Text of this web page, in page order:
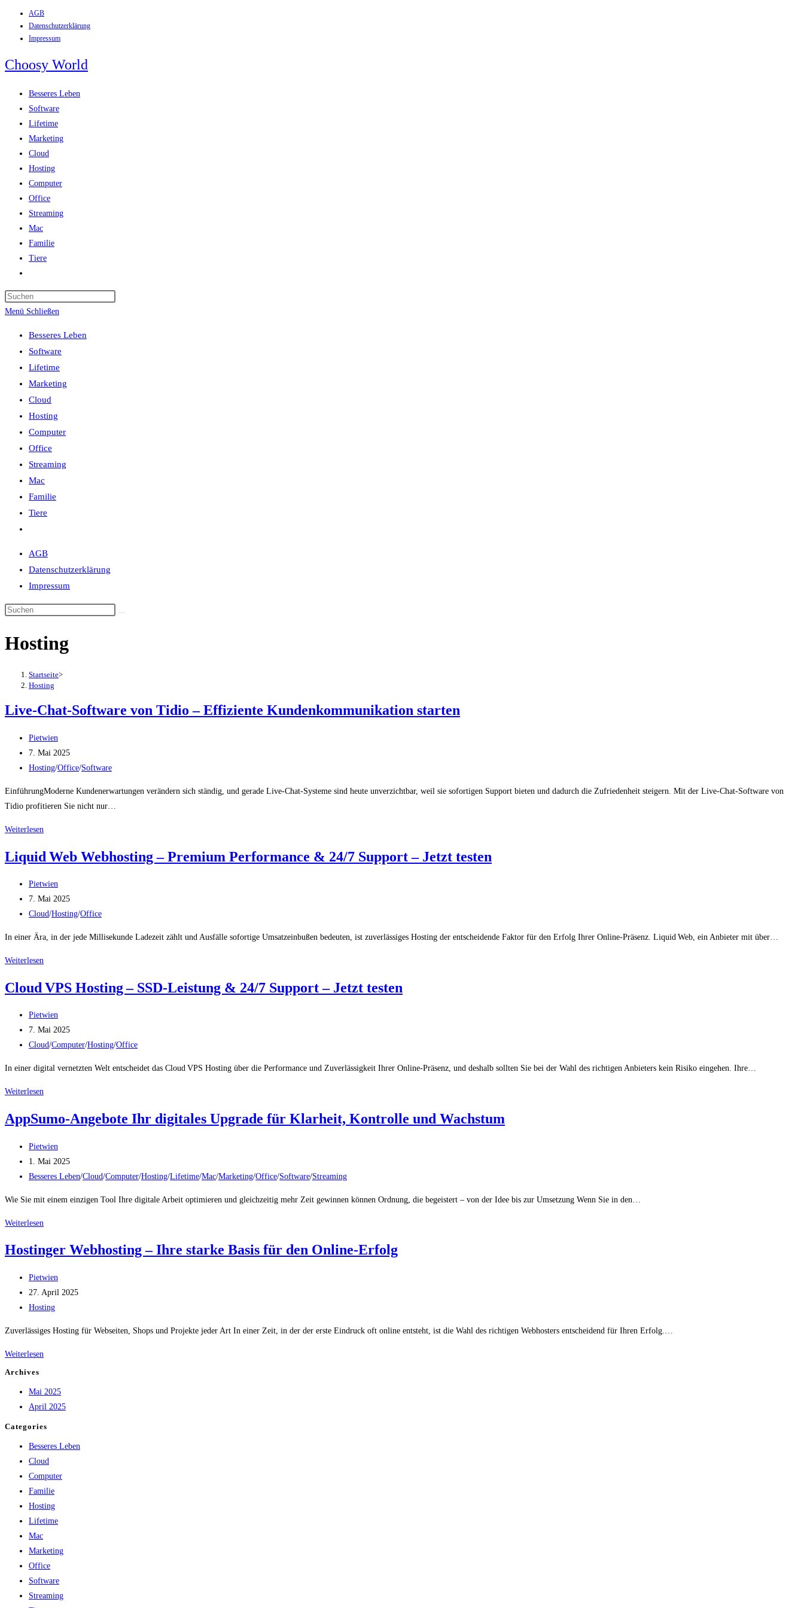
Inhalt
springen
AGB
Datenschutzerklärung
Impressum
Choosy World
Besseres Leben
Software
Lifetime
Marketing
Cloud
Hosting
Computer
Office
Streaming
Mac
Familie
Tiere
umschalten
Menü Schließen
Besseres Leben
Software
Lifetime
Marketing
Cloud
Hosting
Computer
Office
Streaming
Mac
Familie
Tiere
umschalten
AGB
Datenschutzerklärung
Impressum
Hosting
Startseite>
Hosting
Live-Chat-Software von Tidio – Effiziente Kundenkommunikation starten
Beitrags-
Autor:
Pietwien
Beitrag
veröffentlicht:
7. Mai 2025
Beitrags-
Hosting/Office/Software
EinführungModerne Kundenerwartungen verändern sich ständig, und gerade Live-Chat-Systeme sind heute unverzichtbar, weil sie sofortigen Support bieten und dadurch die Zufriedenheit steigern. Mit der Live-Chat-Software von
Tidio profitieren Sie nicht nur…
Weiterlesen
Software
Tidio
–
Effiziente
Kundenkommunikation
Liquid Web Webhosting – Premium Performance & 24/7 Support – Jetzt testen
Beitrags-
Autor:
Pietwien
Beitrag
veröffentlicht:
7. Mai 2025
Beitrags-
Cloud/Hosting/Office
In einer Ära, in der jede Millisekunde Ladezeit zählt und Ausfälle sofortige Umsatzeinbußen bedeuten, ist zuverlässiges Hosting der entscheidende Faktor für den Erfolg Ihrer Online-Präsenz. Liquid Web, ein Anbieter mit über…
Weiterlesen
–
Performance
&
24/7
Support
Jetzt
Cloud VPS Hosting – SSD-Leistung & 24/7 Support – Jetzt testen
Beitrags-
Autor:
Pietwien
Beitrag
veröffentlicht:
7. Mai 2025
Beitrags-
Cloud/Computer/Hosting/Office
In einer digital vernetzten Welt entscheidet das Cloud VPS Hosting über die Performance und Zuverlässigkeit Ihrer Online-Präsenz, und deshalb sollten Sie bei der Wahl des richtigen Anbieters kein Risiko eingehen. Ihre…
Weiterlesen
SSD-
&
24/7
Support
–
testen
AppSumo-Angebote Ihr digitales Upgrade für Klarheit, Kontrolle und Wachstum
Beitrags-
Autor:
Pietwien
Beitrag
veröffentlicht:
1. Mai 2025
Beitrags-
Besseres Leben/Cloud/Computer/Hosting/Lifetime/Mac/Marketing/Office/Software/Streaming
Wie Sie mit einem einzigen Tool Ihre digitale Arbeit optimieren und gleichzeitig mehr Zeit gewinnen können Ordnung, die begeistert – von der Idee bis zur Umsetzung Wenn Sie in den…
Weiterlesen
Ihr
Upgrade
für
Klarheit,
Kontrolle
Wachstum
Hostinger Webhosting – Ihre starke Basis für den Online-Erfolg
Beitrags-
Autor:
Pietwien
Beitrag
veröffentlicht:
27. April 2025
Beitrags-
Hosting
Zuverlässiges Hosting für Webseiten, Shops und Projekte jeder Art In einer Zeit, in der der erste Eindruck oft online entsteht, ist die Wahl des richtigen Webhosters entscheidend für Ihren Erfolg.…
Weiterlesen
Ihre
starke
Basis
für
den
Online-
Erfolg
Archives
Mai 2025
April 2025
Categories
Besseres Leben
Cloud
Computer
Familie
Hosting
Lifetime
Mac
Marketing
Office
Software
Streaming